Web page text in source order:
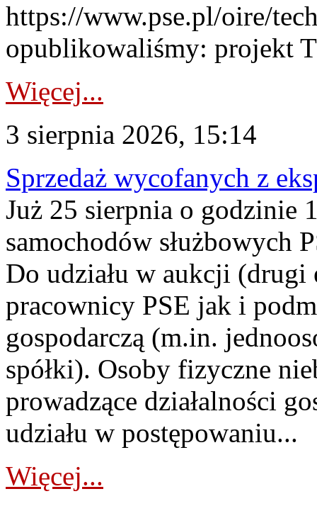
https://www.pse.pl/oire/
opublikowaliśmy: projekt
Więcej...
3 sierpnia 2026, 15:14
Sprzedaż wycofanych z
Już 25 sierpnia o godzinie
samochodów służbowych
Do udziału w aukcji (drugi
pracownicy PSE jak i
gospodarczą (m.in.
spółki). Osoby fizyczne
prowadzące działalności
udziału w postępowaniu...
Więcej...